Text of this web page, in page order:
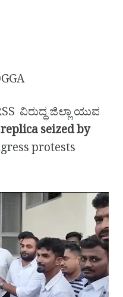
ವಿರುದ್ಧ ಜಿಲ್ಲಾ ಯುವ
replica seized by
protests